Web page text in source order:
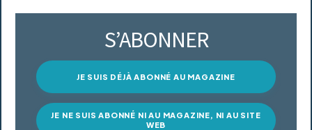
S’ABONNER
JE SUIS DÉJÀ ABONNÉ AU MAGAZINE
JE NE SUIS ABONNÉ NI AU MAGAZINE, NI AU SITE
WEB